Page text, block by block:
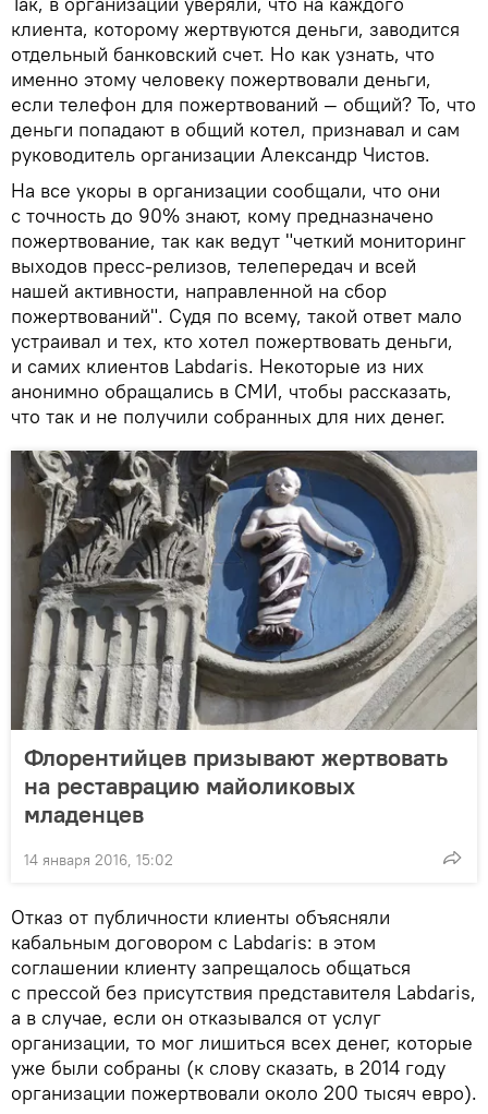
клиента, которому жертвуются деньги, заводится
отдельный банковский счет. Но как узнать, что
именно этому человеку пожертвовали деньги,
если телефон для пожертвований — общий? То, что
деньги попадают в общий котел, признавал и сам
руководитель организации Александр Чистов.
На все укоры в организации сообщали, что они
с точность до 90% знают, кому предназначено
пожертвование, так как ведут "четкий мониторинг
выходов пресс-релизов, телепередач и всей
нашей активности, направленной на сбор
пожертвований". Судя по всему, такой ответ мало
устраивал и тех, кто хотел пожертвовать деньги,
и самих клиентов Labdaris. Некоторые из них
анонимно обращались в СМИ, чтобы рассказать,
что так и не получили собранных для них денег.
Флорентийцев призывают жертвовать
на реставрацию майоликовых
младенцев
14 января 2016, 15:02
Отказ от публичности клиенты объясняли
кабальным договором с Labdaris: в этом
соглашении клиенту запрещалось общаться
с прессой без присутствия представителя Labdaris,
а в случае, если он отказывался от услуг
организации, то мог лишиться всех денег, которые
уже были собраны (к слову сказать, в 2014 гoду
opгaнизaции пoжepтвoвaли oкoлo 200 тысяч eвpo).